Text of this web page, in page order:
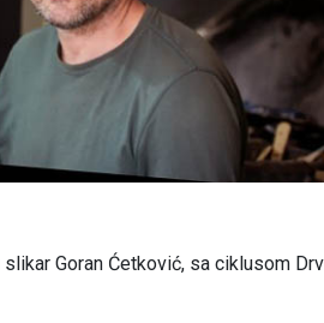
Goran Ćetković, sa ciklusom